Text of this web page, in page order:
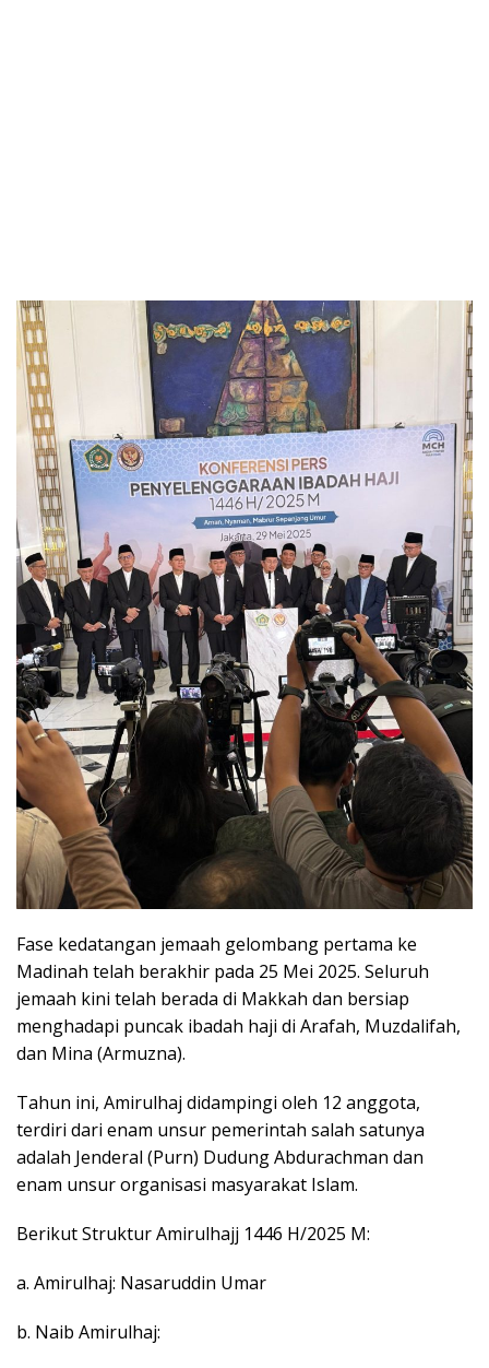
Fase kedatangan jemaah gelombang pertama ke
Madinah telah berakhir pada 25 Mei 2025. Seluruh
jemaah kini telah berada di Makkah dan bersiap
menghadapi puncak ibadah haji di Arafah, Muzdalifah,
dan Mina (Armuzna).
Tahun ini, Amirulhaj didampingi oleh 12 anggota,
terdiri dari enam unsur pemerintah salah satunya
adalah Jenderal (Purn) Dudung Abdurachman dan
enam unsur organisasi masyarakat Islam.
Berikut Struktur Amirulhajj 1446 H/2025 M:
a. Amirulhaj: Nasaruddin Umar
b. Naib Amirulhaj: